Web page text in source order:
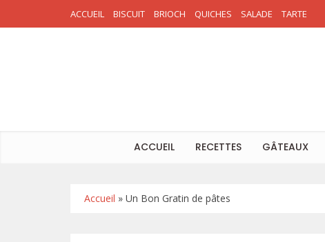
ACCUEIL BISCUIT BRIOCH QUICHES SALADE TARTE
ACCUEIL RECETTES GÂTEAUX
Accueil » Un Bon Gratin de pâtes